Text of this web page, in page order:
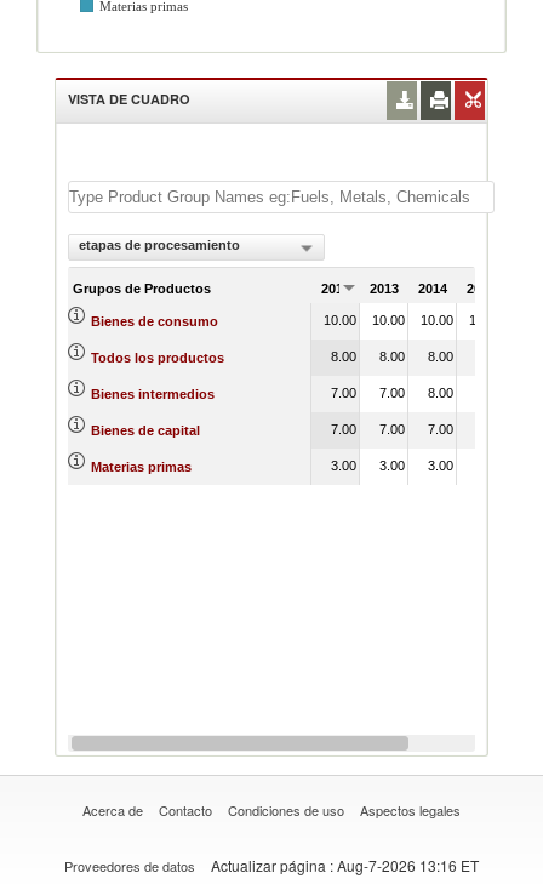
Materias primas
VISTA DE CUADRO
etapas de procesamiento
Grupos de Productos 2012 2013 2014 2015
Bienes de consumo 10.00 10.00 10.00 10.00
Todos los productos 8.00 8.00 8.00
Bienes intermedios 7.00 7.00 8.00
Bienes de capital 7.00 7.00 7.00
Materias primas 3.00 3.00 3.00
Acerca de Contacto Condiciones de uso Aspectos legales
Proveedores de datos Actualizar página : Aug-7-2026 13:16 ET